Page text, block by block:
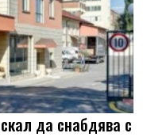
да снабдява с